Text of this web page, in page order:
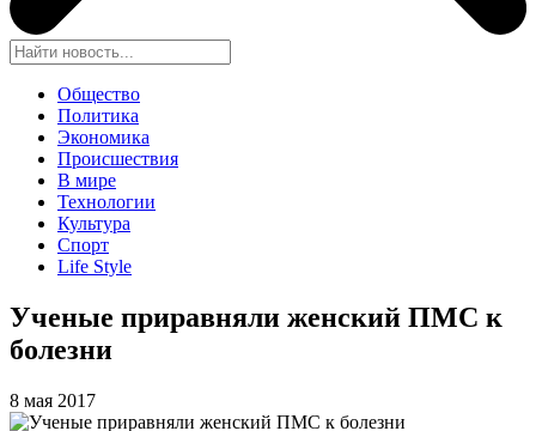
Общество
Политика
Экономика
Происшествия
В мире
Технологии
Культура
Спорт
Life Style
Ученые приравняли женский ПМС к
болезни
8 мая 2017